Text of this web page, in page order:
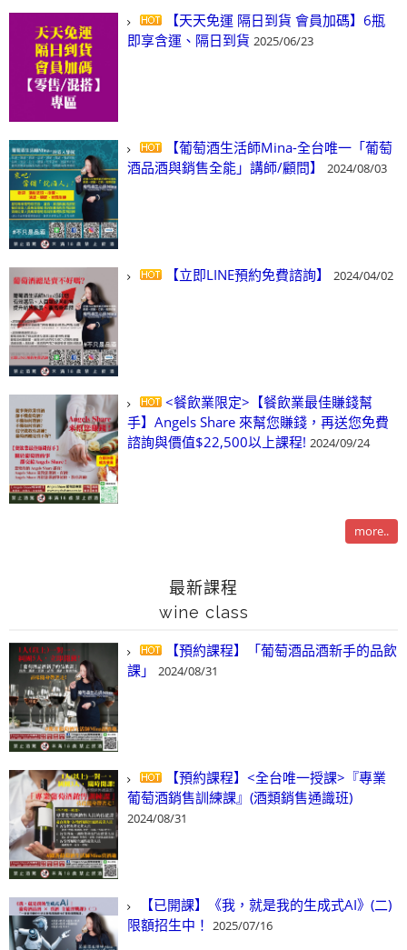
【天天免運 隔日到貨 會員加碼】6瓶
即享含運、隔日到貨 2025/06/23
【葡萄酒生活師Mina-全台唯一「葡萄
酒品酒與銷售全能」講師/顧問】
2024/08/03
【立即LINE預約免費諮詢】 2024/04/02
<餐飲業限定>【餐飲業最佳賺錢幫
手】Angels Share 來幫您賺錢，再送您免費
諮詢與價值$22,500以上課程! 2024/09/24
more..
最新課程
wine class
【預約課程】「葡萄酒品酒新手的品飲
課」
2024/08/31
【預約課程】<全台唯一授課>『專業
葡萄酒銷售訓練課』(酒類銷售通識班)
2024/08/31
【已開課】《我，就是我的生成式AI》(二)
限額招生中！ 2025/07/16